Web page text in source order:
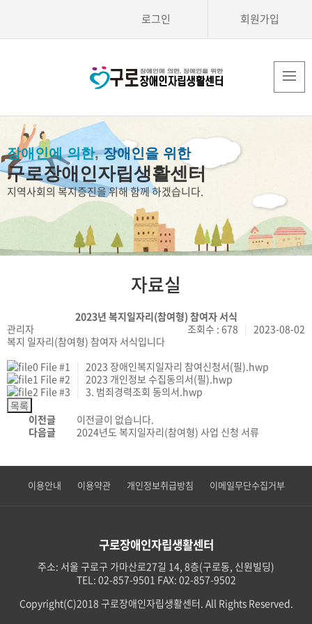
로그인 회원가입
장애인에 의한,장애인을 위한
구로장애인자립생활센터
지역사회의 복지증진을 위해 함께 하겠습니다.
자료실
2023년 복지일자리(참여형) 참여자 서식
관리자
조회수 : 678
2023-08-02
복지 일자리(참여형) 참여자 서식입니다
File #1
2023 장애인복지일자리 참여신청서(필).hwp
File #2
2023 개인정보 수집동의서(필).hwp
File #3
3. 범죄경력조회 동의서.hwp
이전글
이전글이 없습니다.
다음글
2024년도 복지일자리(참여형) 사업 신청 서류
이용안내 이용약관 개인정보취급방침 이메일무단수집거부
구로장애인자립생활센터
주소: 서울 구로구 가마산로27길 14, 8층(구로동, 신원빌딩)
TEL: 02-857-9501 FAX: 02-857-9502
Copyright(C)2018 구로장애인자립생활센터. All Rights Reserved.